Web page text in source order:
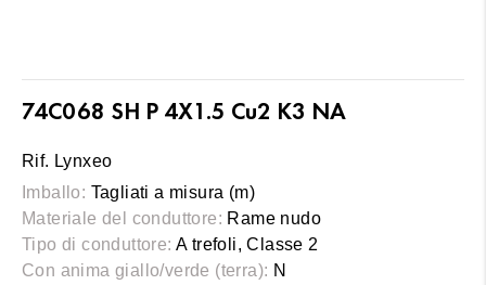
74C068 SH P 4X1.5 Cu2 K3 NA
Rif. Lynxeo
Imballo: Tagliati a misura (m)
Materiale del conduttore: Rame nudo
Tipo di conduttore: A trefoli, Classe 2
Con anima giallo/verde (terra): N